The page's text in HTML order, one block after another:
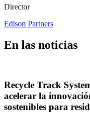
Director
Edison Partners
En las noticias
Recycle Track
acelerar la
sostenibles para